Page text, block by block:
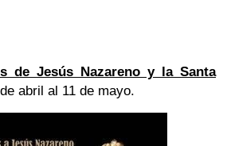
de Jesús Nazareno y la Santa
abril al 11 de mayo.